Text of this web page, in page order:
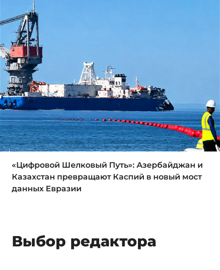
«Цифровой Шелковый Путь»: Азербайджан и
Казахстан превращают Каспий в новый мост
данных Евразии
Выбор редактора